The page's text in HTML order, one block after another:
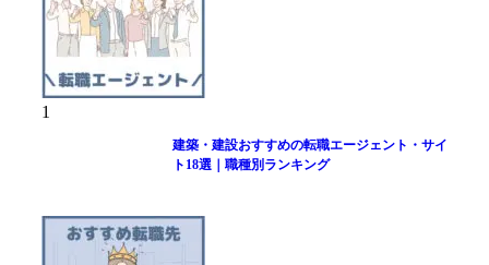
1
建築・建設おすすめの転職エージェント・サイ
ト18選｜職種別ランキング